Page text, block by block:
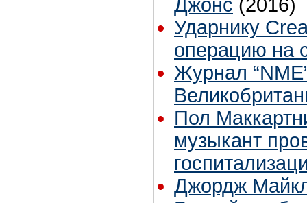
Джонс (2016)
Ударнику
операцию на
Журнал
Пол
музыкант
Джордж